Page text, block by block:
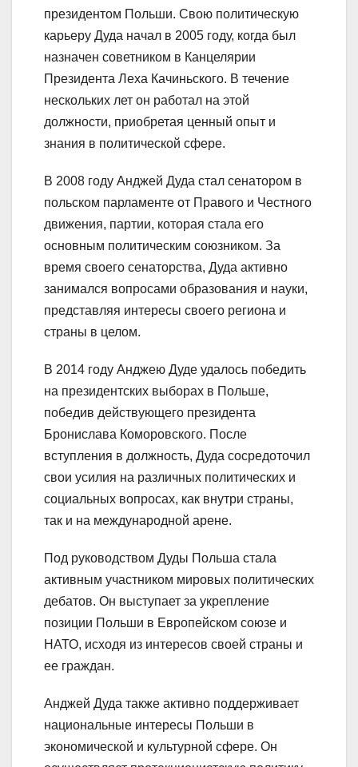
президентом Польши. Свою политическую
карьеру Дуда начал в 2005 году, когда был
назначен советником в Канцелярии
Президента Леха Качиньского. В течение
нескольких лет он работал на этой
должности, приобретая ценный опыт и
знания в политической сфере.
В 2008 году Анджей Дуда стал сенатором в
польском парламенте от Правого и Честного
движения, партии, которая стала его
основным политическим союзником. За
время своего сенаторства, Дуда активно
занимался вопросами образования и науки,
представляя интересы своего региона и
страны в целом.
В 2014 году Анджею Дуде удалось победить
на президентских выборах в Польше,
победив действующего президента
Бронислава Коморовского. После
вступления в должность, Дуда сосредоточил
свои усилия на различных политических и
социальных вопросах, как внутри страны,
так и на международной арене.
Под руководством Дуды Польша стала
активным участником мировых политических
дебатов. Он выступает за укрепление
позиции Польши в Европейском союзе и
НАТО, исходя из интересов своей страны и
ее граждан.
Анджей Дуда также активно поддерживает
национальные интересы Польши в
экономической и культурной сфере. Он